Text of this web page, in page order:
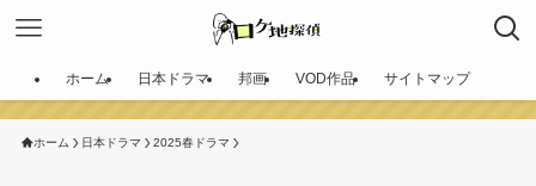
ホーム 日本ドラマ 邦画 VOD作品 サイトマップ
ホーム 日本ドラマ 2025春ドラマ